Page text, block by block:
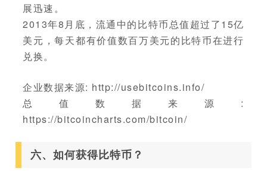
展迅速。
2013年8月底，流通中的比特币总值超过了15亿
美元，每天都有价值数百万美元的比特币在进行
兑换。
企业数据来源: http://usebitcoins.info/
总值数据来源:
https://bitcoincharts.com/bitcoin/
六、如何获得比特币？